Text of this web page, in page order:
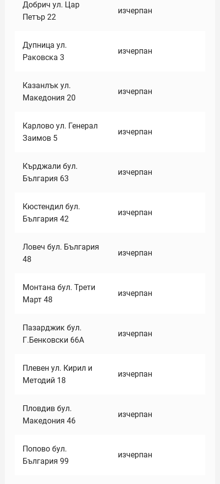
Добрич ул. Цар
Петър 22
изчерпан
Дупница ул.
Раковска 3
изчерпан
Казанлък ул.
Македония 20
изчерпан
Карлово ул. Генерал
Заимов 5
изчерпан
Кърджали бул.
България 63
изчерпан
Кюстендил бул.
България 42
изчерпан
Ловеч бул. България
48
изчерпан
Монтана бул. Трети
Март 48
изчерпан
Пазарджик бул.
Г.Бенковски 66А
изчерпан
Плевен ул. Кирил и
Методий 18
изчерпан
Пловдив бул.
Македония 46
изчерпан
Попово бул.
България 99
изчерпан